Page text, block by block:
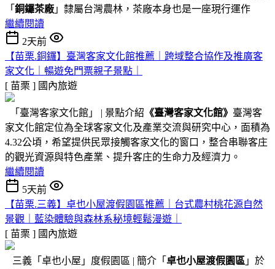
「 銅鑼茶廠 」隸屬台灣農林，茶廠本身也是一座現行運作
繼續閱讀
2天前
【苗栗.銅鑼】臺灣客家文化館推薦｜跨域整合協作及推廣客
家文化｜暢遊免門票親子景點｜
[ 苗栗 ] 國內旅遊
「臺灣客家文化館」 | 景點介紹 《臺灣客家文化館》 臺灣客
家文化館定位為全球客家文化及產業交流與研究中心，面積為
4.32公頃，希望提供民眾接觸客家文化的窗口，整合串聯客庄
的觀光資源與特色產業、提升客庄的生命力及經濟力。
繼續閱讀
5天前
【苗栗.三義】卓也小屋渡假園區推薦｜台式農村桃花源自然
景觀｜藍染體驗與森林系秘境輕鬆漫遊｜
[ 苗栗 ] 國內旅遊
三義「卓也小屋」度假園區 | 簡介「 卓也小屋渡假園區 」於